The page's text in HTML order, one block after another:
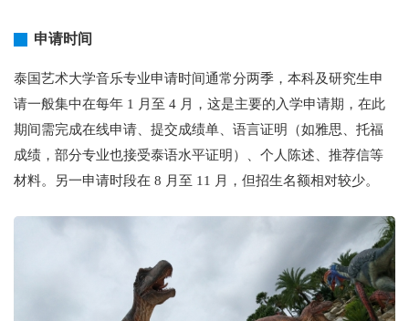
申请时间
泰国艺术大学音乐专业申请时间通常分两季，本科及研究生申
请一般集中在每年 1 月至 4 月，这是主要的入学申请期，在此
期间需完成在线申请、提交成绩单、语言证明（如雅思、托福
成绩，部分专业也接受泰语水平证明）、个人陈述、推荐信等
材料。另一申请时段在 8 月至 11 月，但招生名额相对较少。